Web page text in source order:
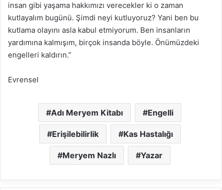
insan gibi yaşama hakkımızı verecekler ki o zaman
kutlayalım bugünü. Şimdi neyi kutluyoruz? Yani ben bu
kutlama olayını asla kabul etmiyorum. Ben insanların
yardımına kalmışım, birçok insanda böyle. Önümüzdeki
engelleri kaldırın.”
Evrensel
Adı Meryem Kitabı Engelli
Erişilebilirlik Kas Hastalığı
Meryem Nazlı Yazar